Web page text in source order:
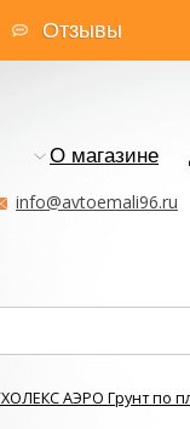
Отзывы
О магазине
info@avtoemali96.ru
ХОЛЕКС АЭРО Грунт по